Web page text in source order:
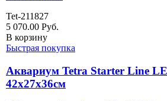
Tet-211827
5 070.00 Руб.
В корзину
Быстрая покупка
Аквариум Tetra Starter Line
42x27x36см